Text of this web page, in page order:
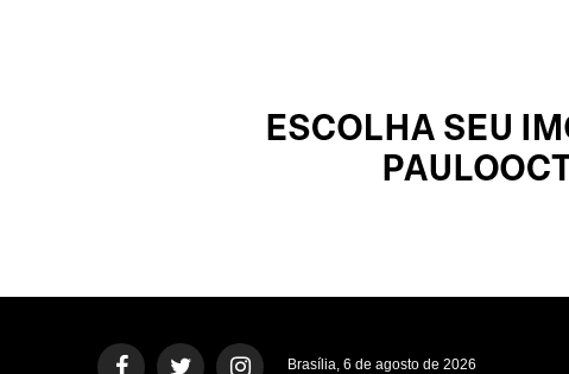
Brasília, 6 de agosto de 2026